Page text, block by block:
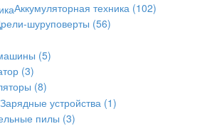
Аккумуляторная техника (102)
шуруповерты (56)
(5)
(3)
(8)
Зарядные устройства (1)
пилы (3)